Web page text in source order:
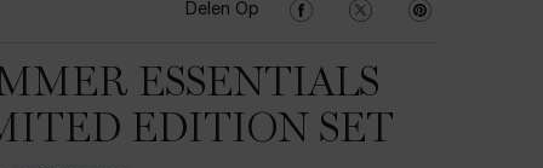
Delen Op Delen Op Facebook
Delen Op Twitter
Delen Op
ESSENTIALS
EDITION SET